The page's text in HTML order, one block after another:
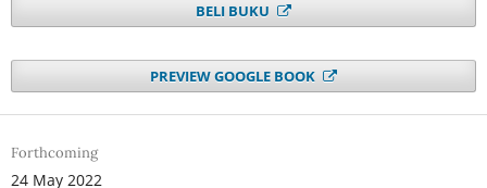
BELI BUKU
PREVIEW GOOGLE BOOK
Forthcoming
24 May 2022